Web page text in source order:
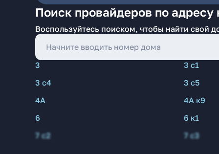
Поиск провайдеров по
Воспользуйтесь поиском, чтобы найти свой
3
3 с1
3 с4
3 с5
4А
4А к9
6
6 к1
7 с2
7 с3